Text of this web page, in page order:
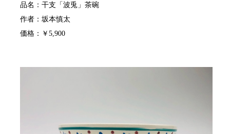
品名：干支「波兎」茶碗
作者：坂本慎太
価格：￥5,900